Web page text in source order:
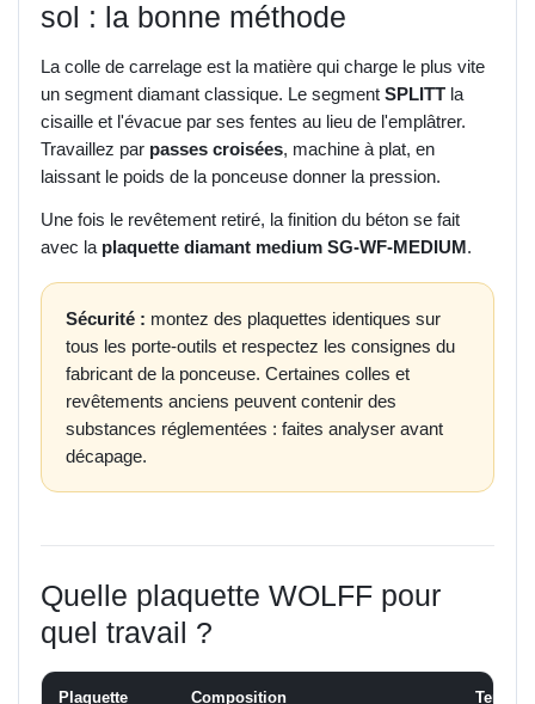
sol : la bonne méthode
La colle de carrelage est la matière qui charge le plus vite
un segment diamant classique. Le segment SPLITT la
cisaille et l'évacue par ses fentes au lieu de l'emplâtrer.
Travaillez par passes croisées, machine à plat, en
laissant le poids de la ponceuse donner la pression.
Une fois le revêtement retiré, la finition du béton se fait
avec la plaquette diamant medium SG-WF-MEDIUM.
Sécurité : montez des plaquettes identiques sur
tous les porte-outils et respectez les consignes du
fabricant de la ponceuse. Certaines colles et
revêtements anciens peuvent contenir des
substances réglementées : faites analyser avant
décapage.
Quelle plaquette WOLFF pour
quel travail ?
Plaquette Composition Terrain